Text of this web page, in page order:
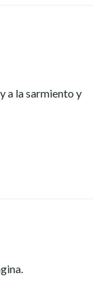
a la sarmiento y